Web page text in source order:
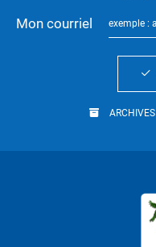
Mon courriel
ARCHIVES